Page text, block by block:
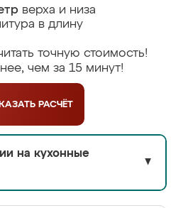
верха и низа
в длину
точную стоимость!
чем за 15 минут!
РАСЧЁТ
на кухонные
▼